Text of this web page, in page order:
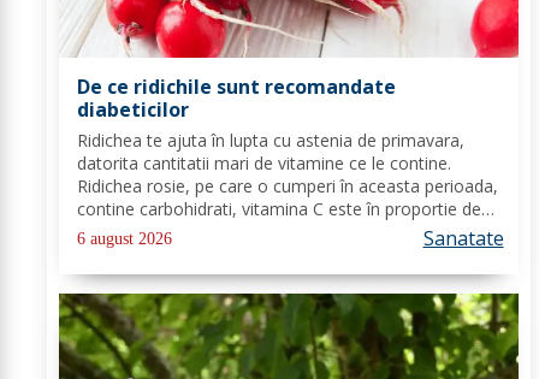
De ce ridichile sunt recomandate
diabeticilor
Ridichea te ajuta în lupta cu astenia de primavara,
datorita cantitatii mari de vitamine ce le contine.
Ridichea rosie, pe care o cumperi în aceasta perioada,
contine carbohidrati, vitamina C este în proportie de
25%, vitamina B, acid folic, potasiu, magneziu si multe
alte componente ce-ti sunt de...
6 august 2026 Sanatate